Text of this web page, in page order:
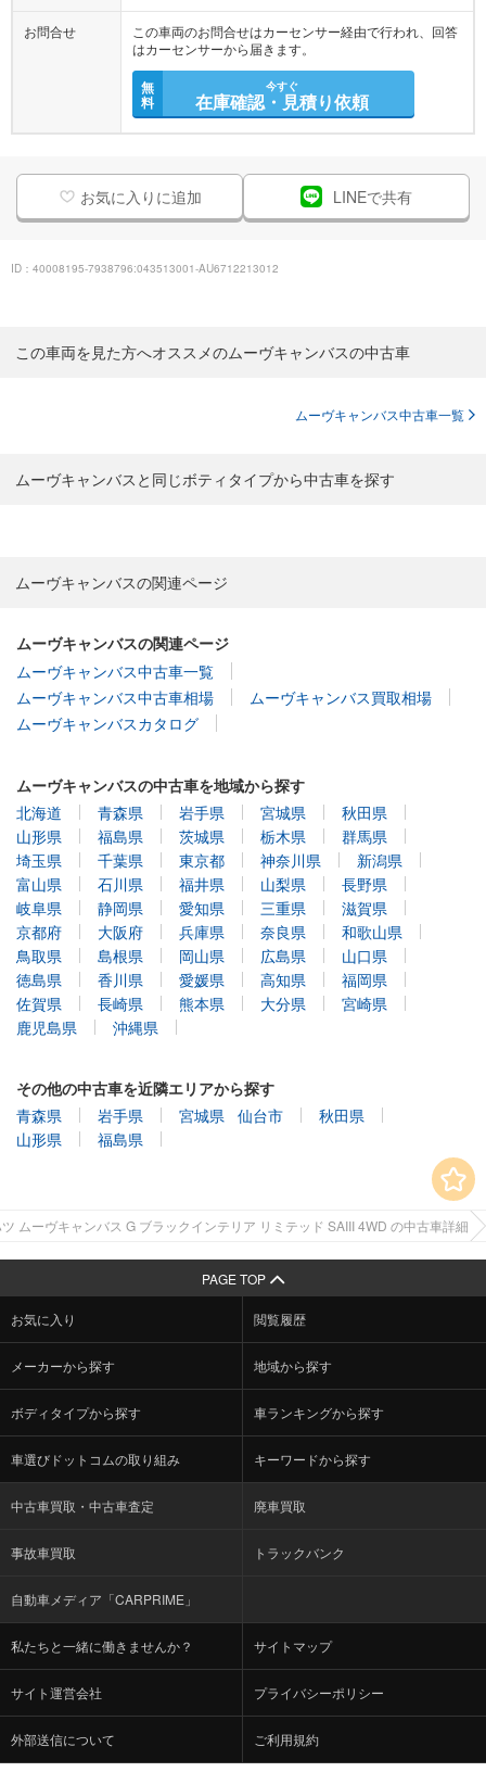
お問合せ
この車両のお問合せはカーセンサー経由で行われ、回答
はカーセンサーから届きます。
無
料
今すぐ
在庫確認・見積り依頼
お気に入りに追加 LINEで共有
ID：40008195-7938796:043513001-AU6712213012
この車両を見た方へオススメのムーヴキャンバスの中古車
ムーヴキャンバス中古車一覧
ムーヴキャンバスと同じボティタイプから中古車を探す
ムーヴキャンバスの関連ページ
ムーヴキャンバスの関連ページ
ムーヴキャンバス中古車一覧
ムーヴキャンバス中古車相場
ムーヴキャンバス買取相場
ムーヴキャンバスカタログ
ムーヴキャンバスの中古車を地域から探す
北海道
青森県 岩手県 宮城県
秋田県
山形県
福島県 茨城県 栃木県
群馬県
埼玉県
千葉県 東京都 神奈川県
新潟県
富山県
石川県 福井県 山梨県
長野県
岐阜県
静岡県 愛知県 三重県
滋賀県
京都府
大阪府 兵庫県 奈良県
和歌山県
鳥取県
島根県 岡山県 広島県
山口県
徳島県
香川県 愛媛県 高知県
福岡県
佐賀県
長崎県 熊本県 大分県
宮崎県
鹿児島県
沖縄県
その他の中古車を近隣エリアから探す
青森県
岩手県 宮城県 仙台市
秋田県
山形県
福島県
ムーヴキャンバス G ブラックインテリア リミテッド SAIII 4WD の中古車詳細
PAGE TOP
お気に入り 閲覧履歴
メーカーから探す 地域から探す
ボディタイプから探す 車ランキングから探す
車選びドットコムの取り組み キーワードから探す
中古車買取・中古車査定 廃車買取
事故車買取 トラックバンク
自動車メディア「CARPRIME」
私たちと一緒に働きませんか？ サイトマップ
サイト運営会社 プライバシーポリシー
外部送信について ご利用規約